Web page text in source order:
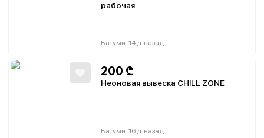
рабочая
Батуми 14 д. назад
200 ₾
Неоновая вывеска CHILL ZONE
Батуми 16 д. назад